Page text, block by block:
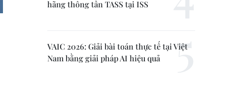
hãng thông tấn TASS tại ISS
VAIC 2026: Giải bài toán thực tế tại Việt
Nam bằng giải pháp AI hiệu quả